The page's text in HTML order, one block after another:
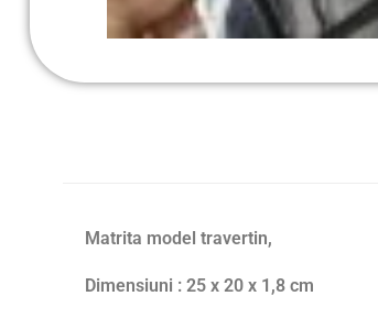
Matrita model travertin,
Dimensiuni : 25 x 20 x 1,8 cm